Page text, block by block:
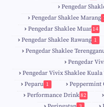
Pengedar
Pengedar Shaklee Marang
Pengedar Shaklee Muar 14
0
Pengedar Shaklee Rawang 1
Pengedar Shaklee
Pengedar
Pengedar Vivix Shaklee Kuala
Peparu 1 Peppermint
Performance Drink82